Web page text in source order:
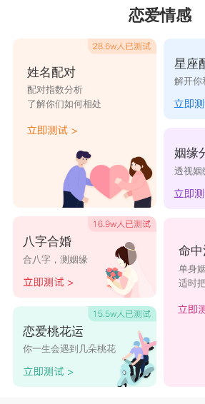
在他们眼里，自己就是毫无缺
琴。面对自己的伴侣，天秤男
认错误，哪怕自己有错在先，
认错和求和好，特别的霸道和任
第四名：金牛座
金牛座
男生生性多疑，对爱
疑，认为对方对自己有所隐瞒
证明对方是在“欺瞒”自己，金牛
一些让人匪夷所思的行为来，譬
对方，为的就是找出他们口中所
第三名：处女座
处女座男生虽然温柔，可是
他们特别喜欢给伴侣提出一些建
业规划、旅游地点的选择之类的
恋爱情感
姓名配对
配对指数分析
了解你们如何相处
八字合婚
合八字，测姻缘
恋爱桃花运
你一生会遇到几朵桃花
星座
解开你
姻缘
透视姻
命
单身
适时